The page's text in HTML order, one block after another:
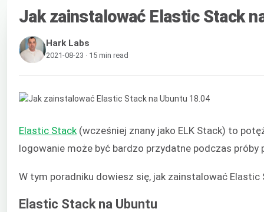
Jak zainstalować Elastic Stack
Hark Labs
2021-08-23 · 15 min read
Elastic Stack (wcześniej znany jako ELK Stack) to
logowanie może być bardzo przydatne podczas
W tym poradniku dowiesz się, jak zainstalować Elastic
Elastic Stack na Ubuntu